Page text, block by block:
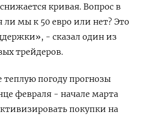
кривая. Вопрос в
мы к 50 евро или нет? Это
- сказал один из
трейдеров.
теплую погоду прогнозы
февраля - начале марта
покупки на